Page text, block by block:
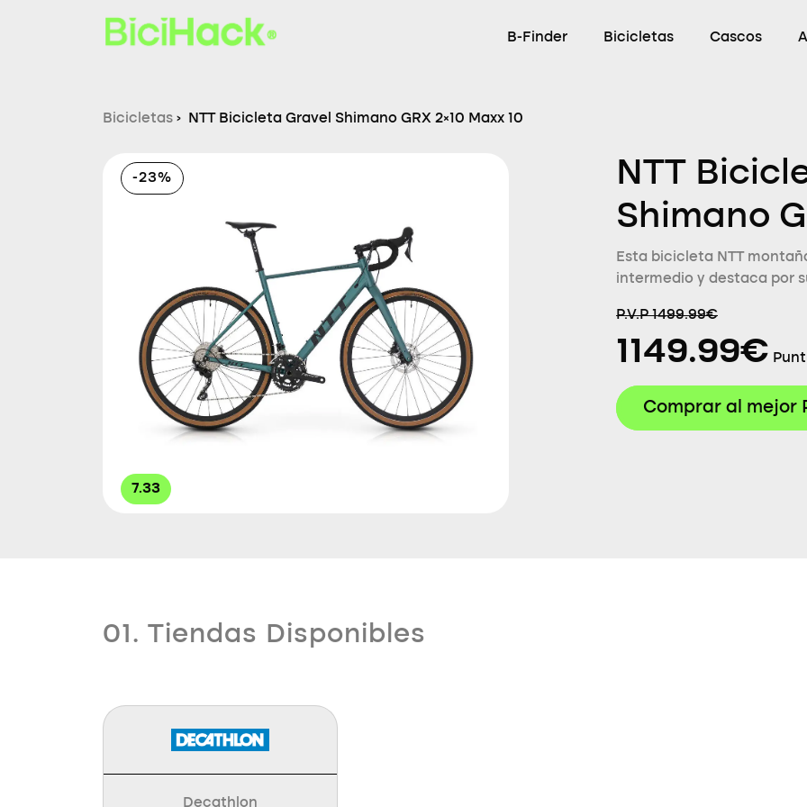
B-Finder Bicicletas Cascos
Bicicletas › NTT Bicicleta Gravel Shimano GRX 2×10 Maxx 10
-23%
7.33
NTT
Shimano
Esta bicicleta NTT
intermedio y destaca por
P.V.P 1499.99€
1149.99€
Comprar al mejor
01. Tiendas Disponibles
Decathlon